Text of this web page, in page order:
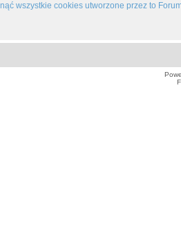
wszystkie cookies utworzone przez to